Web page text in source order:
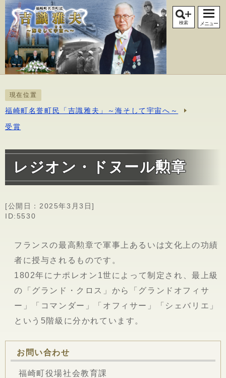
検索 メニュー
現在位置
福崎町名誉町民「吉識雅夫」～海そして宇宙へ～
受賞
レジオン・ドヌール勲章
[公開日： 2025年3月3日]
ID:5530
フランスの最高勲章で軍事上あるいは文化上の功績
者に授与されるものです。
1802年にナポレオン1世によって制定され、最上級
の「グランド・クロス」から「グランドオフィサ
ー」「コマンダー」「オフィサー」「シェバリエ」
という5階級に分かれています。
お問い合わせ
福崎町役場社会教育課